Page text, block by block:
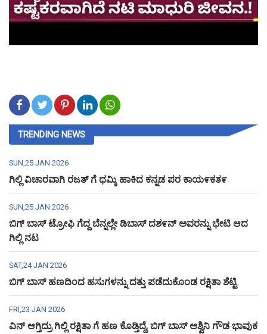
TRENDING NEWS
SUN,25 JAN 2026
ಗಿಲ್ಲಿ ವಿಚಾರವಾಗಿ ರಜತ್ ಗೆ ಧಮ್ಕಿ ಹಾಕಿದ ಕನ್ನಡ ಪರ ಕಾಯ೯ಕತ೯
SUN,25 JAN 2026
ಬಿಗ್ ಬಾಸ್ ಟ್ರೋಫಿ ಗೆದ್ದ ಬೆನ್ನಲ್ಲೇ ಡಿಬಾಸ್ ದಶ೯ನ್ ಅವರನ್ನು ಭೇಟಿ ಆದ
ಗಿಲ್ಲಿ ನಟ
SAT,24 JAN 2026
ಬಿಗ್ ಬಾಸ್ ಹಣದಿಂದ ಹಸುಗಳನ್ನು ದತ್ತು ಪಡೆದುಕೊಂಡ ರಕ್ಷಿತಾ ಶೆಟ್ಟಿ
FRI,23 JAN 2026
ವಿನ್ ಆಗ್ತಿದ್ರು ಗಿಲ್ಲಿ ರಕ್ಷಿತಾ ಗೆ ಹಣ ಕೊಡ್ತಿದ್ದೆ, ಬಿಗ್ ಬಾಸ್ ಅಶ್ವಿನಿ ಗೌಡ ಭಾವುಕ